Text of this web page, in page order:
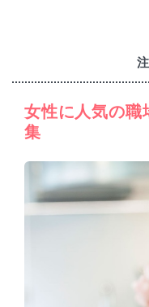
女性に人気の職
集